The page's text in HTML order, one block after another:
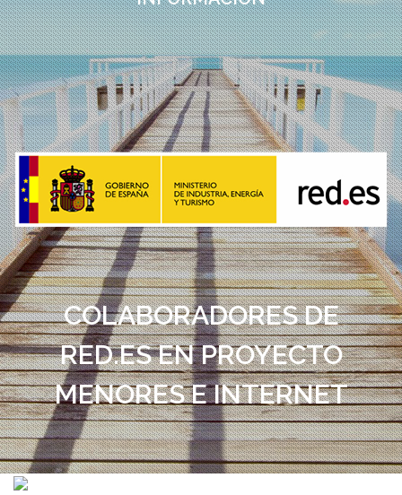
COLABORADORES DE
RED.ES EN PROYECTO
MENORES E INTERNET